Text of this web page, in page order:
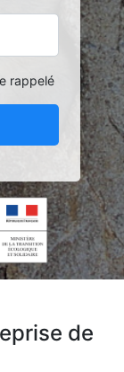
rappelé
de